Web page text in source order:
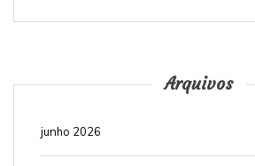
Arquivos
junho 2026